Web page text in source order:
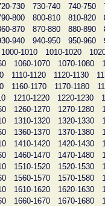
730 730-740 740-750
800 800-810 810-820
870 870-880 880-890
940 940-950 950-960
1000-1010 1010-1020
1060-1070 1070-1080
1110-1120 1120-1130
1160-1170 1170-1180
1210-1220 1220-1230
1260-1270 1270-1280
1310-1320 1320-1330
1360-1370 1370-1380
1410-1420 1420-1430
1460-1470 1470-1480
1510-1520 1520-1530
1560-1570 1570-1580
1610-1620 1620-1630
1660-1670 1670-1680